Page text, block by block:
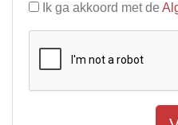
Ik ga akkoord met de